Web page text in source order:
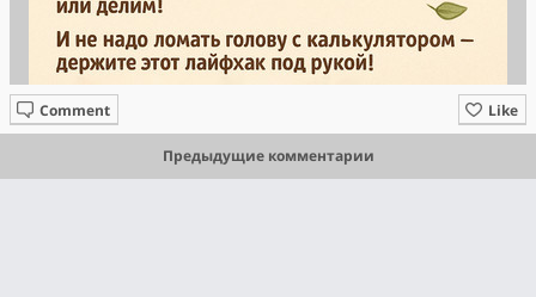
Like
Comment
Предыдущие комментарии